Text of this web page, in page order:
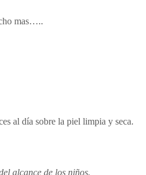
mas…..
al día sobre la piel limpia y seca.
alcance de los niños.